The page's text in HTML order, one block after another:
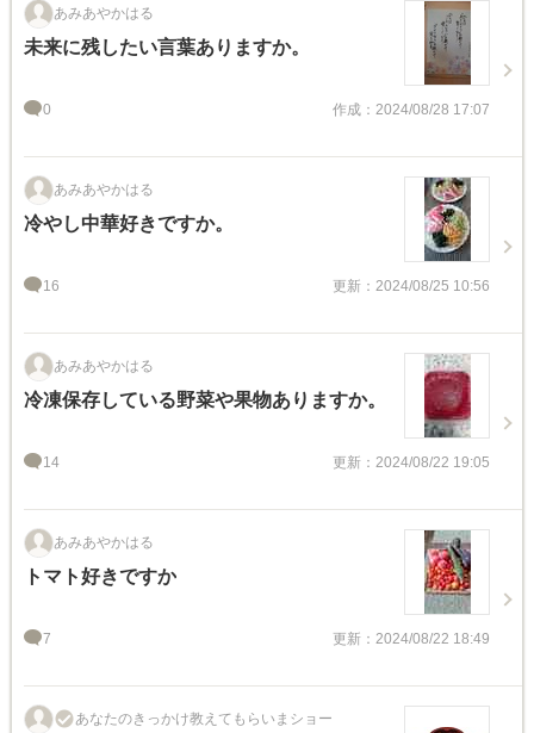
あみあやかはる
未来に残したい言葉ありますか。
0 作成：2024/08/28 17:07
あみあやかはる
冷やし中華好きですか。
16 更新：2024/08/25 10:56
あみあやかはる
冷凍保存している野菜や果物ありますか。
14 更新：2024/08/22 19:05
あみあやかはる
トマト好きですか
7 更新：2024/08/22 18:49
あなたのきっかけ教えてもらいまショー